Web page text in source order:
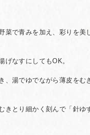
菜で青みを加え、彩りを美
なすにしてもOK。
、湯でゆでながら薄皮をむ
きとり細かく刻んで「針ゆ